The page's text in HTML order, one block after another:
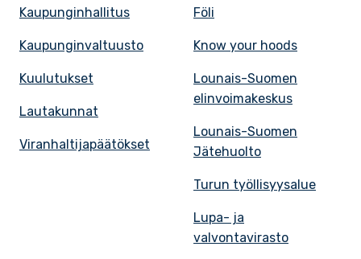
Kaupunginhallitus
Kaupunginvaltuusto
Kuulutukset
Lautakunnat
Viranhaltijapäätökset
Föli
Know your hoods
Lounais-Suomen
elinvoimakeskus
Lounais-Suomen
Jätehuolto
Turun työllisyysalue
Lupa- ja
valvontavirasto